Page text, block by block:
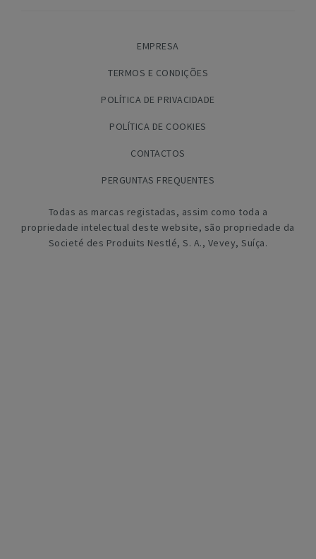
EMPRESA
TERMOS E CONDIÇÕES
POLÍTICA DE PRIVACIDADE
POLÍTICA DE COOKIES
CONTACTOS
PERGUNTAS FREQUENTES
Todas as marcas registadas, assim como toda a
propriedade intelectual deste website, são propriedade da
Societé des Produits Nestlé, S. A., Vevey, Suíça.